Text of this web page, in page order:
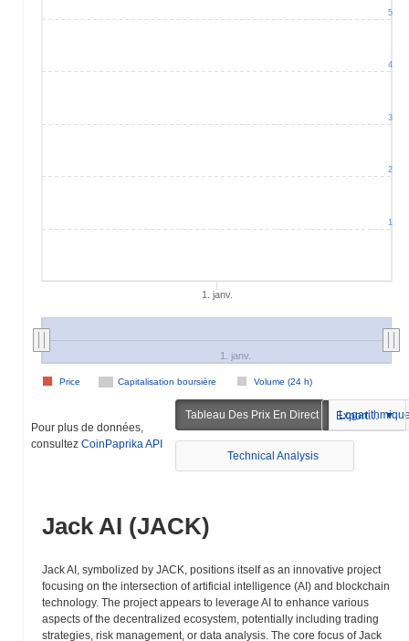
1. janv.
Capitalisation boursière Volume (24 h)
Price
1. janv.
1
2
3
4
5
Pour plus de données,
consultez CoinPaprika API
Tableau Des Prix En Direct Exportation
Technical Analysis
Jack AI (JACK)
Jack AI, symbolized by JACK, positions itself as an innovative project
focusing on the intersection of artificial intelligence (AI) and blockchain
technology. The project appears to leverage AI to enhance various
aspects of the decentralized ecosystem, potentially including trading
strategies, risk management, or data analysis. The core focus of Jack